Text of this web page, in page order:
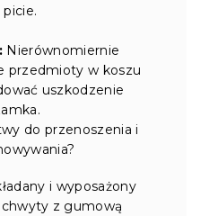
picie.
Nierównomiernie
przedmioty w koszu
uszkodzenie
do przenoszenia i
i wyposażony
z gumową